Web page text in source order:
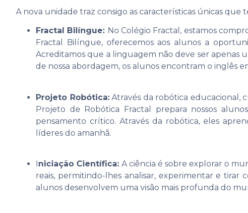
A nova unidade traz consigo as características únicas que
Fractal Bilíngue: No Colégio Fractal, estamos
Fractal Bilíngue, oferecemos aos alunos a
Acreditamos que a linguagem não deve ser apenas
de nossa abordagem, os alunos encontram o inglês
Projeto Robótica:Através da robótica educacional,
Projeto de Robótica Fractal prepara nossos
pensamento crítico. Através da robótica, eles
líderes do amanhã.
niciação Científica:A ciência é sobre explorar o
reais, permitindo-lhes analisar, experimentar e tirar
alunos desenvolvem uma visão mais profunda do